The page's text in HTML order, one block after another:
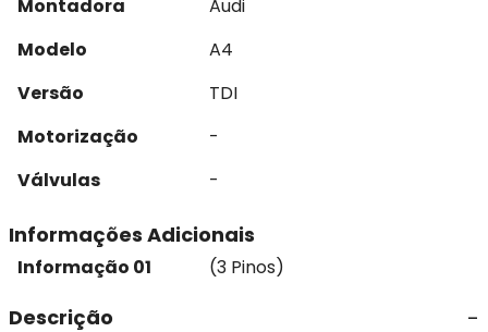
Montadora
Audi
Modelo
A4
Versão
TDI
Motorização
-
Válvulas
-
Informações Adicionais
Informação 01 (3 Pinos)
Descrição